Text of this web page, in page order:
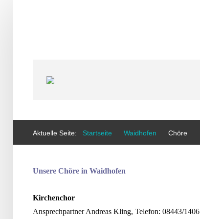
Aktuelle Seite: Startseite Waidhofen Chöre
Unsere Chöre in Waidhofen
Kirchenchor
Ansprechpartner Andreas Kling, Telefon: 08443/1406